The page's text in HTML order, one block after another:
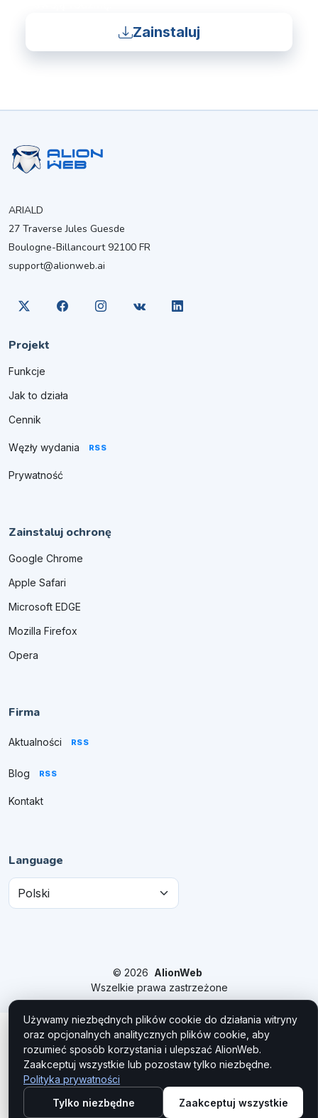
Zainstaluj
ARIALD
27 Traverse Jules Guesde
Boulogne-Billancourt 92100 FR
support@alionweb.ai
Projekt
Funkcje
Jak to działa
Cennik
Węzły wydania RSS
Prywatność
Zainstaluj ochronę
Google Chrome
Apple Safari
Microsoft EDGE
Mozilla Firefox
Opera
Firma
Aktualności RSS
Blog RSS
Kontakt
Language
© 2026 AlionWeb
Wszelkie prawa zastrzeżone
Używamy niezbędnych plików cookie do działania witryny
oraz opcjonalnych analitycznych plików cookie, aby
rozumieć sposób korzystania i ulepszać AlionWeb.
Zaakceptuj wszystkie lub pozostaw tylko niezbędne.
Polityka prywatności
Tylko niezbędne
Zaakceptuj wszystkie